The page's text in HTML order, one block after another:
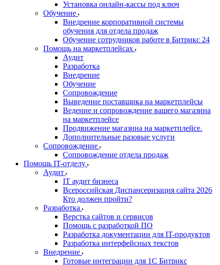
Установка онлайн-кассы под ключ
Обучение
Внедрение корпоративной системы
обучения для отдела продаж
Обучение сотрудников работе в Битрикс 24
Помощь на маркетплейсах
Аудит
Разработка
Внедрение
Обучение
Сопровождение
Выведение поставщика на маркетплейсы
Ведение и сопровождение вашего магазина
на маркетплейсе
Продвижение магазина на маркетплейсе.
Дополнительные разовые услуги
Сопровождение
Сопровождение отдела продаж
Помощь IT-отделу
Аудит
IT аудит бизнеса
Всероссийская Диспансеризация сайта 2026
Кто должен пройти?
Разработка
Верстка сайтов и сервисов
Помощь с разработкой ПО
Разработка документации для IT-продуктов
Разработка интерфейсных текстов
Внедрение
Готовые интеграции для 1С Битрикс